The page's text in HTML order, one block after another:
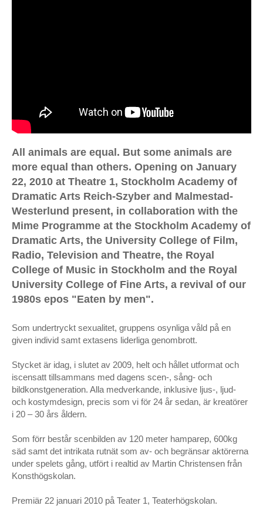
Reich + Szyber & Lucky People Center
Drowning Piece
OPERA
Les contes d’Hoffmann (Hoffmanns äventyr),
Norrlandsoperan, Umeå.
Staden Mahagonnys uppgång och fall – opera av Bertolt
Brecht & Kurt Weill, Norrlandsoperan, Umeå
Alban Bergs ”Wozzeck” – Norrlandsoperan, Umeå
VOX – Norrlandsoperan, Umeå
Mozarts Requiem – Göteborgsoperan
Dying for Love – Dansens hus, Stockholm
Dying for Love – Grande Auditório/Gulbenkianstiftelsen,
Lissabon, festivalen Orfeão de Leiria, Portugal
FÖRELÄSNING
Work Conference, Stockholm 2020
TEATER
Ship of Fools – beställningsverk av Göteborgs Stadsteater;
premiär 26 april 2019
All animals are equal. But some animals are
more equal than others. Opening on January
22, 2010 at Theatre 1, Stockholm Academy of
Dramatic Arts Reich-Szyber and Malmestad-
Westerlund present, in collaboration with the
Mime Programme at the Stockholm Academy of
Dramatic Arts, the University College of Film,
Radio, Television and Theatre, the Royal
College of Music in Stockholm and the Royal
University College of Fine Arts, a revival of our
1980s epos "Eaten by men".
Som undertryckt sexualitet, gruppens osynliga våld på en
given individ samt extasens liderliga genombrott.
Stycket är idag, i slutet av 2009, helt och hållet utformat och
iscensatt tillsammans med dagens scen-, sång- och
bildkonstgeneration. Alla medverkande, inklusive ljus-, ljud-
och kostymdesign, precis som vi för 24 år sedan, är kreatörer
i 20 – 30 års åldern.
Som förr består scenbilden av 120 meter hamparep, 600kg
säd samt det intrikata rutnät som av- och begränsar aktörerna
under spelets gång, utfört i realtid av Martin Christensen från
Konsthögskolan.
Premiär 22 januari 2010 på Teater 1, Teaterhögskolan.